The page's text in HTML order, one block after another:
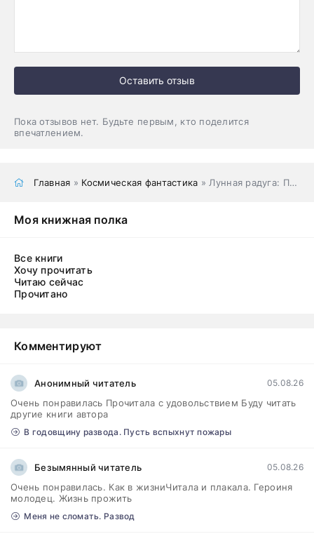
Оставить отзыв
Пока отзывов нет. Будьте первым, кто поделится
впечатлением.
Главная » Космическая фантастика » Лунная радуга: По черному следу. Мягкие зеркала
Моя книжная полка
Все книги
Хочу прочитать
Читаю сейчас
Прочитано
Комментируют
Анонимный читатель 05.08.26
Очень понравилась Прочитала с удовольствием Буду читать
другие книги автора
В годовщину развода. Пусть вспыхнут пожары
Безымянный читатель 05.08.26
Очень понравилась. Как в жизниЧитала и плакала. Героиня
молодец. Жизнь прожить
Меня не сломать. Развод